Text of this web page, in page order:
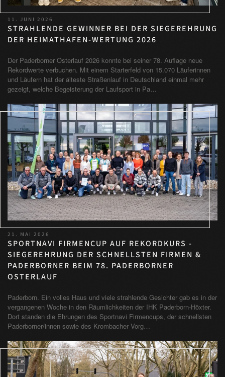
11. JUNI 2026
STRAHLENDE GEWINNER BEI DER SIEGEREHRUNG
DER HEIMATHAFEN-WERTUNG 2026
Der Paderborner Osterlauf 2026 konnte bei seiner 78. Auflage neue
Rekordwerte verbuchen. Mit einem Starterfeld von 15.070 Läuferinnen
und Läufern hat der älteste Straßenlauf in Deutschland einmal mehr
gezeigt, welche Begeisterung der Laufsport in Pa…
21. MAI 2026
SPORTNAVI FIRMENCUP AUF REKORDKURS -
SIEGEREHRUNG DER SCHNELLSTEN FIRMEN &
PADERBORNER BEIM 78. PADERBORNER
OSTERLAUF
Paderborn. Ein volles Haus und viele strahlende Gesichter gab es in der
vergangenen Woche in den Räumlichkeiten der IHK Paderborn-Höxter.
Dort standen die Ehrungen des Sportnavi Firmencups, der schnellsten
Paderborner/innen sowie des Krombacher Vorg…